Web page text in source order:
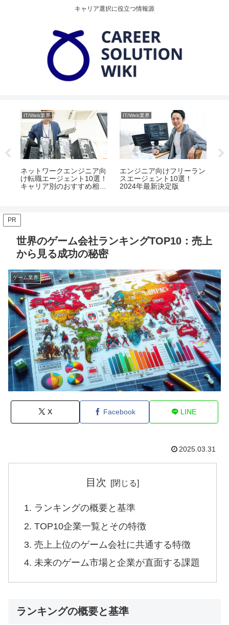
キャリア選択に役立つ情報源
IT/Web業界
ネットワークエンジニア向
け転職エージェント10選！
キャリア別のおすすめ相談
IT/Web業界
エンジニア向けフリーラン
スエージェント10選！
2024年最新決定版
PR
世界のゲーム会社ランキングTOP10：売上
から見る成功の秘密
ゲーム業界
X Facebook LINE
2025.03.31
目次
ランキングの概要と基準
TOP10企業一覧とその特徴
売上上位のゲーム会社に共通する特徴
未来のゲーム市場と企業が直面する課題
ランキングの概要と基準